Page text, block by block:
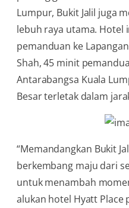
Lumpur, Bukit Jalil juga
lebuh raya utama. Hotel
pemanduan ke
Shah, 45 minit
Antarabangsa Kuala
Besar terletak dalam
“Memandangkan Bukit
berkembang maju dari
untuk menambah
alukan hotel Hyatt Place